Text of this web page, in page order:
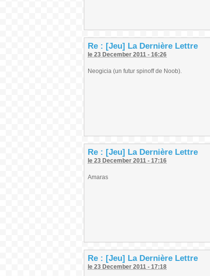
Re : [Jeu] La Dernière Lettre
le 23 December 2011 - 16:26
Neogicia (un futur spinoff de Noob).
Re : [Jeu] La Dernière Lettre
le 23 December 2011 - 17:16
Amaras
Re : [Jeu] La Dernière Lettre
le 23 December 2011 - 17:18